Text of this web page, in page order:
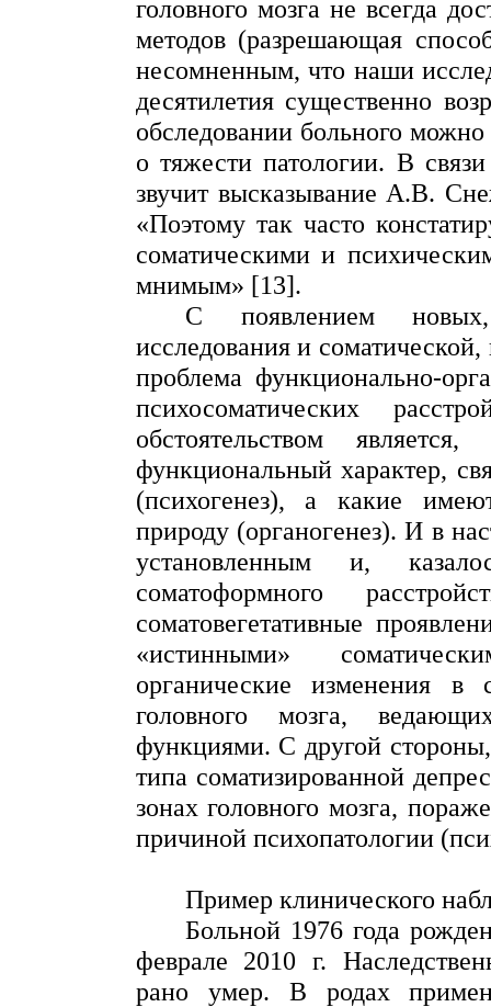
головного мозга не всегда
методов (разрешающая
несомненным, что наши
десятилетия существенно
обследовании больного
о тяжести патологии. В
звучит высказывание А.В.
«Поэтому так часто
соматическими и
мнимым» [13].
С появлением
исследования и
проблема функционально-
психосоматических
обстоятельством
функциональный характер,
(психогенез), а какие
природу (органогенез).И в
установленным и,
соматоформного
соматовегетативные
«истинными»
органические изменения в
головного мозга,
функциями. С другой
типа соматизированной
зонах головного мозга,
причиной психопатологии (
Пример клинического
Больной 1976 года
феврале 2010 г.
рано умер. В родах